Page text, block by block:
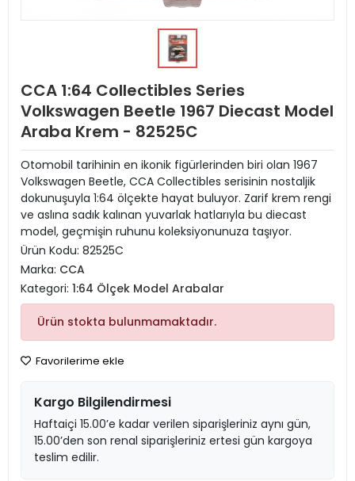
CCA 1:64 Collectibles Series
Volkswagen Beetle 1967 Diecast Model
Araba Krem - 82525C
Otomobil tarihinin en ikonik figürlerinden biri olan 1967
Volkswagen Beetle, CCA Collectibles serisinin nostaljik
dokunuşuyla 1:64 ölçekte hayat buluyor. Zarif krem rengi
ve aslına sadık kalınan yuvarlak hatlarıyla bu diecast
model, geçmişin ruhunu koleksiyonunuza taşıyor.
Ürün Kodu: 82525C
Marka: CCA
Kategori: 1:64 Ölçek Model Arabalar
Ürün stokta bulunmamaktadır.
Favorilerime ekle
Kargo Bilgilendirmesi
Haftaiçi 15.00’e kadar verilen siparişleriniz aynı gün,
15.00’den son renal siparişleriniz ertesi gün kargoya
teslim edilir.